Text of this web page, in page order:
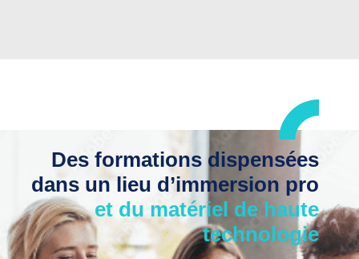
Des formations dispensées
dans un lieu d’immersion pro
et du matériel de haute
technologie